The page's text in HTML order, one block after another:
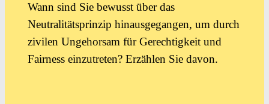
Wann sind Sie bewusst über das
Neutralitätsprinzip hinausgegangen, um durch
zivilen Ungehorsam für Gerechtigkeit und
Fairness einzutreten? Erzählen Sie davon.